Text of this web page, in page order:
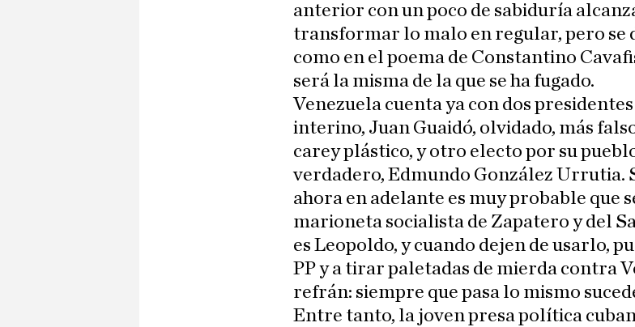
anterior con un poco de sabiduría
transformar lo malo en regular, pero se
como en el poema de Constantino
será la misma de la que se ha fugado.
Venezuela cuenta ya con dos
interino, Juan Guaidó, olvidado, más
carey plástico, y otro electo por su
verdadero, Edmundo González Urrutia.
ahora en adelante es muy probable que
marioneta socialista de Zapatero y del
es Leopoldo, y cuando dejen de usarlo,
PP y a tirar paletadas de mierda contra
refrán: siempre que pasa lo mismo
Entre tanto, la joven presa política